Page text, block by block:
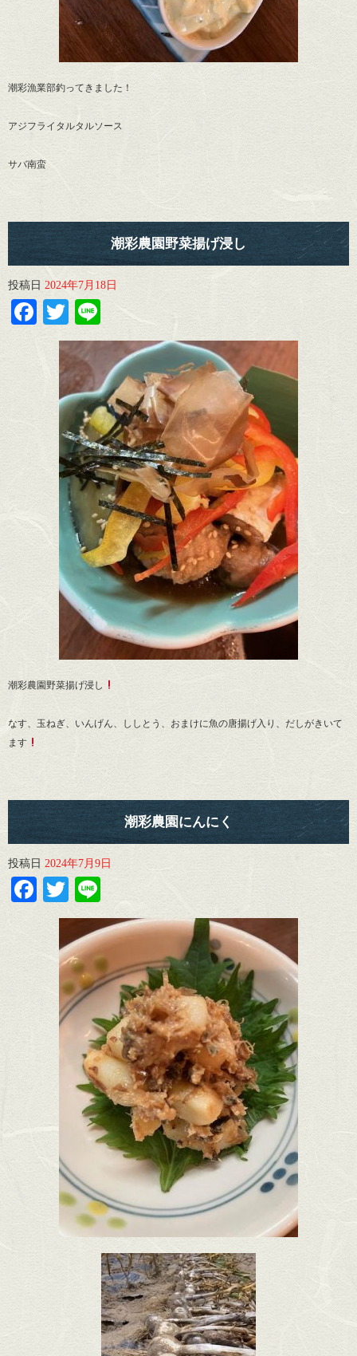
潮彩漁業部釣ってきました！
アジフライタルタルソース
サバ南蛮
潮彩農園野菜揚げ浸し
投稿日 2024年7月18日
Facebook
Twitter
Line
潮彩農園野菜揚げ浸し
なす、玉ねぎ、いんげん、ししとう、おまけに魚の唐揚げ入り、だしがきいて
ます
潮彩農園にんにく
投稿日 2024年7月9日
Facebook
Twitter